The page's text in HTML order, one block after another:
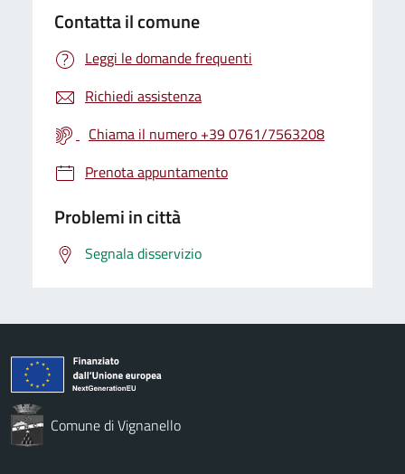
Contatta il comune
Leggi le domande frequenti
Richiedi assistenza
Chiama il numero +39 0761/7563208
Prenota appuntamento
Problemi in città
Segnala disservizio
Comune di Vignanello